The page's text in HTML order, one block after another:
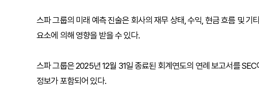
스파 그룹의 미래 예측 진술은 회사의 재무 상태, 수익, 현금 흐름 및
요소에 의해 영향을 받을 수 있다.
스파 그룹은 2025년 12월 31일 종료된 회계연도의 연례 보고서를
정보가 포함되어 있다.